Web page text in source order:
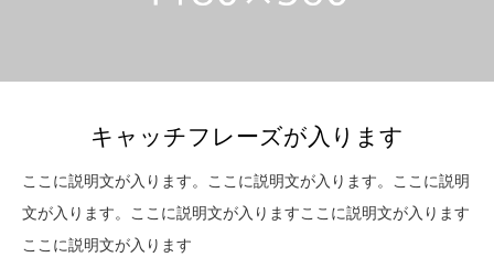
キャッチフレーズが入ります
ここに説明文が入ります。ここに説明文が入ります。ここに説明
文が入ります。ここに説明文が入りますここに説明文が入ります
ここに説明文が入ります